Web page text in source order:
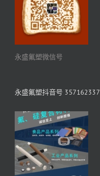
永盛氟塑微信号
永盛氟塑抖音号 357162337